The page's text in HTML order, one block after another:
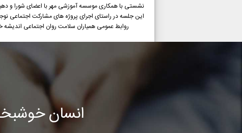
نشستی با همکاری موسسه آموزشی مهر با اعضای شورا و دهیار روستای جیجیان در
این جلسه در راستای اجرای پروژه های مشارکت اجتماعی
روابط عمومی همیاران سلامت روان اجتماعی
انسان